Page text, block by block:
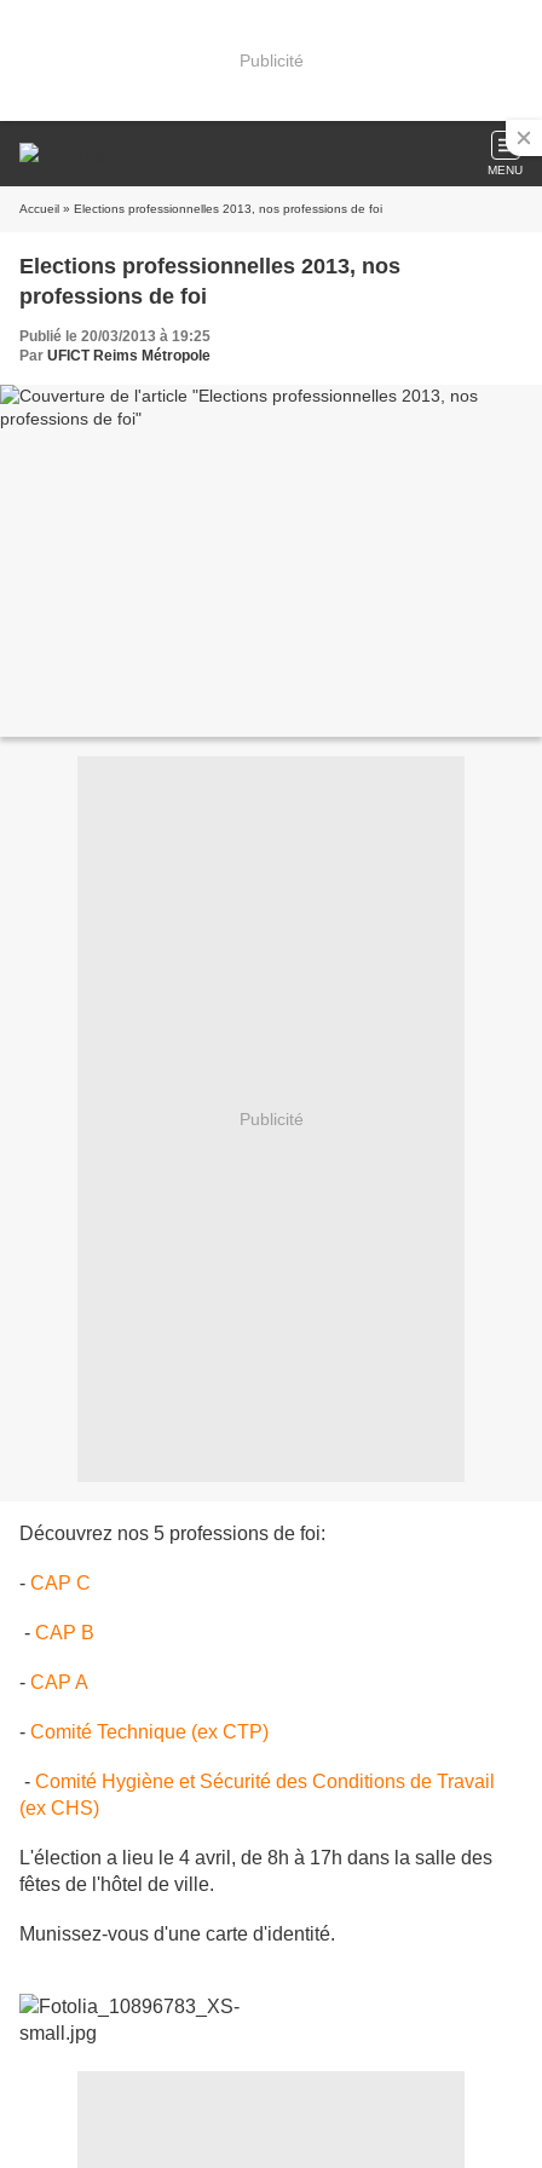
Publicité
MENU
Accueil » Elections professionnelles 2013, nos professions de foi
Elections professionnelles 2013, nos
professions de foi
Publié le 20/03/2013 à 19:25
Par UFICT Reims Métropole
Publicité
Découvrez nos 5 professions de foi:
- CAP C
- CAP B
- CAP A
- Comité Technique (ex CTP)
- Comité Hygiène et Sécurité des Conditions de Travail
(ex CHS)
L'élection a lieu le 4 avril, de 8h à 17h dans la salle des
fêtes de l'hôtel de ville.
Munissez-vous d'une carte d'identité.